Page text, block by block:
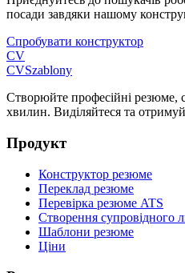
посади завдяки нашому
Спробувати конструктор
CV
CVSzablony
Створюйте професійні резюме,
хвилин. Виділяйтеся та
Продукт
Конструктор резюме
Переклад резюме
Перевірка резюме ATS
Створення супровідного
Шаблони резюме
Ціни